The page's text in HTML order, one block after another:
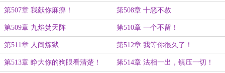
第507章 我献你麻痹！ 第508章 十恶不赦
第509章 九焰焚天阵 第510章 一个不留！
第511章 人间炼狱 第512章 我等你很久了！
第513章 睁大你的狗眼看清楚！ 第514章 法相一出，镇压一切！